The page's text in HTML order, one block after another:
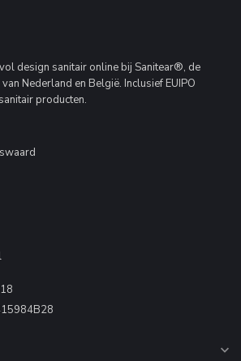
design sanitair online bij Sanitear®, de
Nederland en België. Inclusief EUIPO
producten.